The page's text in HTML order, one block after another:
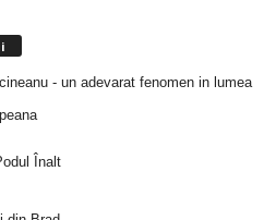
- un adevarat fenomen in lumea
Înalt